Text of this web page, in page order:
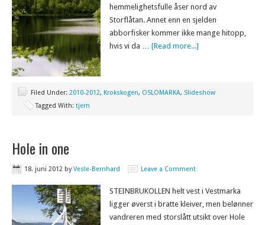
hemmelighetsfulle åser nord av
Storflåtan. Annet enn en sjelden
abborfisker kommer ikke mange hitopp,
hvis vi da … [Read more...]
Filed Under: 2010-2012, Krokskogen, OSLOMARKA, Slideshow
Tagged With: tjern
Hole in one
18. juni 2012 byVesle-Bernhard Leave a Comment
STEINBRUKOLLEN helt vest i Vestmarka
ligger øverst i bratte kleiver, men belønner
vandreren med storslått utsikt over Hole